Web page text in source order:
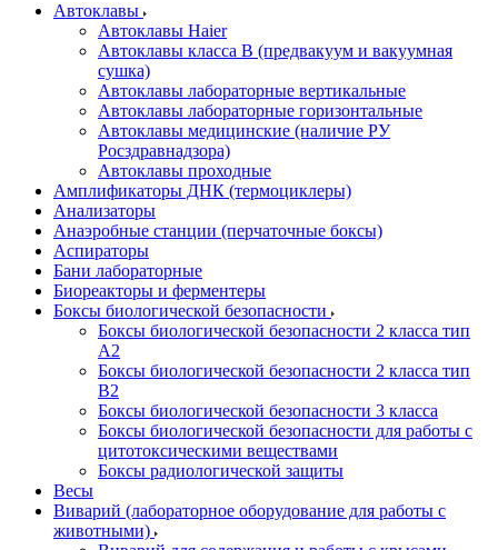
Автоклавы
Автоклавы Haier
Автоклавы класса B (предвакуум и вакуумная
сушка)
Автоклавы лабораторные вертикальные
Автоклавы лабораторные горизонтальные
Автоклавы медицинские (наличие РУ
Росздравнадзора)
Автоклавы проходные
Амплификаторы ДНК (термоциклеры)
Анализаторы
Анаэробные станции (перчаточные боксы)
Аспираторы
Бани лабораторные
Биореакторы и ферментеры
Боксы биологической безопасности
Боксы биологической безопасности 2 класса тип
A2
Боксы биологической безопасности 2 класса тип
B2
Боксы биологической безопасности 3 класса
Боксы биологической безопасности для работы с
цитотоксическими веществами
Боксы радиологической защиты
Весы
Виварий (лабораторное оборудование для работы с
животными)